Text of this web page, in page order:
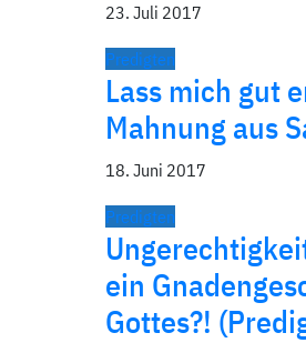
23. Juli 2017
Predigten
Lass mich gut
Mahnung aus
18. Juni 2017
Predigten
ein
Gottes?!